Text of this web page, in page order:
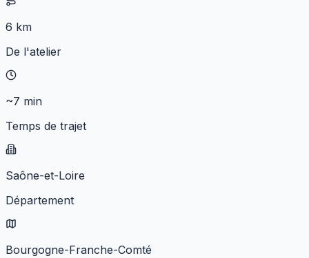
6 km
De l'atelier
~7 min
Temps de trajet
Saône-et-Loire
Département
Bourgogne-Franche-Comté